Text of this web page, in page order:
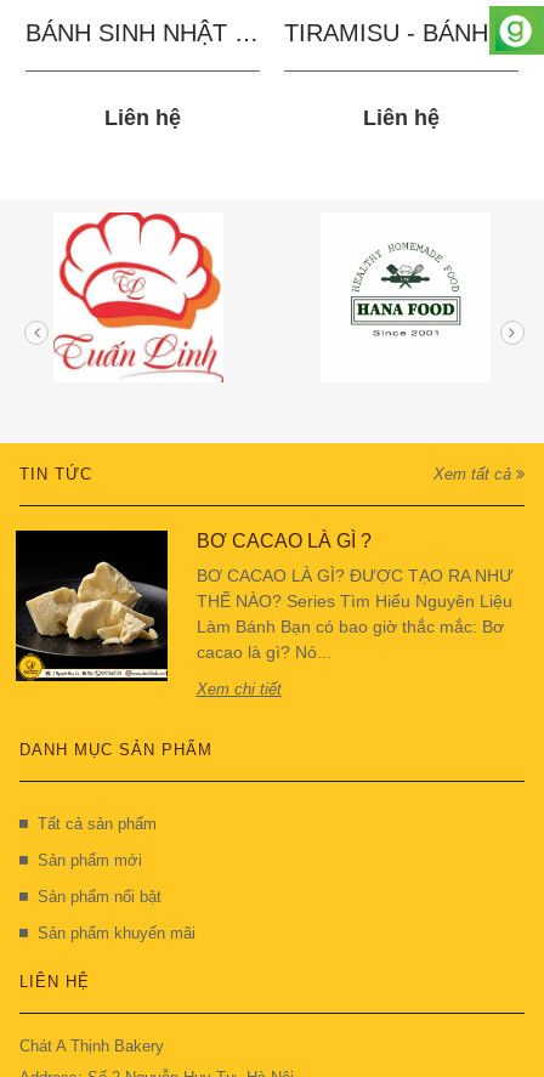
BÁNH SINH NHẬT IN...
Liên hệ
TIRAMISU - BÁNH TẶNG...
Liên hệ
TIN TỨC Xem tất cả
BƠ CACAO LÀ GÌ ?
BƠ CACAO LÀ GÌ? ĐƯỢC TẠO RA NHƯ
THẾ NÀO? Series Tìm Hiểu Nguyên Liệu
Làm Bánh Bạn có bao giờ thắc mắc: Bơ
cacao là gì? Nó...
Xem chi tiết
DANH MỤC SẢN PHẨM
Tất cả sản phẩm
Sản phẩm mới
Sản phẩm nổi bật
Sản phẩm khuyến mãi
LIÊN HỆ
Chát A Thịnh Bakery